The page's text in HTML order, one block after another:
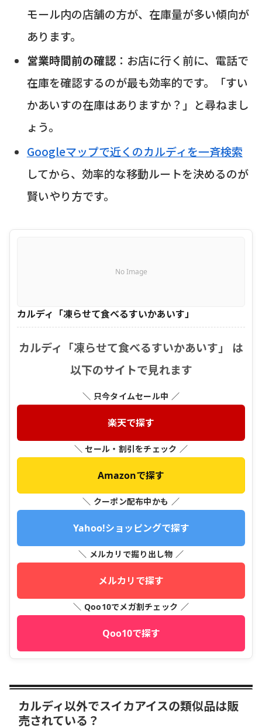
モール内の店舗の方が、在庫量が多い傾向が
あります。
営業時間前の確認：お店に行く前に、電話で
在庫を確認するのが最も効率的です。「すい
かあいすの在庫はありますか？」と尋ねまし
ょう。
Googleマップで近くのカルディを一斉検索
してから、効率的な移動ルートを決めるのが
賢いやり方です。
No Image
カルディ「凍らせて食べるすいかあいす」
カルディ「凍らせて食べるすいかあいす」 は
以下のサイトで見れます
＼ 只今タイムセール中 ／
楽天で探す
＼ セール・割引をチェック ／
Amazonで探す
＼ クーポン配布中かも ／
Yahoo!ショッピングで探す
＼ メルカリで掘り出し物 ／
メルカリで探す
＼ Qoo10でメガ割チェック ／
Qoo10で探す
カルディ以外でスイカアイスの類似品は販
売されている？